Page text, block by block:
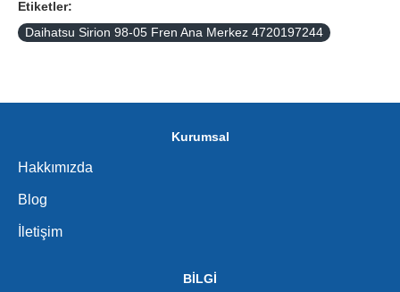
Etiketler:
Daihatsu Sirion 98-05 Fren Ana Merkez 4720197244
Kurumsal
Hakkımızda
Blog
İletişim
BİLGİ